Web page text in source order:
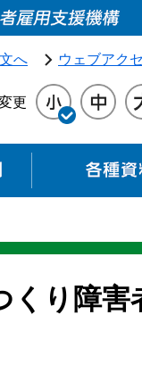
へ ウェブアク
更
合理的配慮事例
くり障害